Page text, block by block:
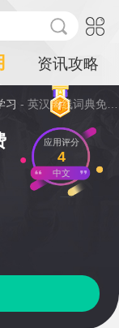
资讯攻略
习 - 英汉离线词典免费版详情
应用评分
4
中文